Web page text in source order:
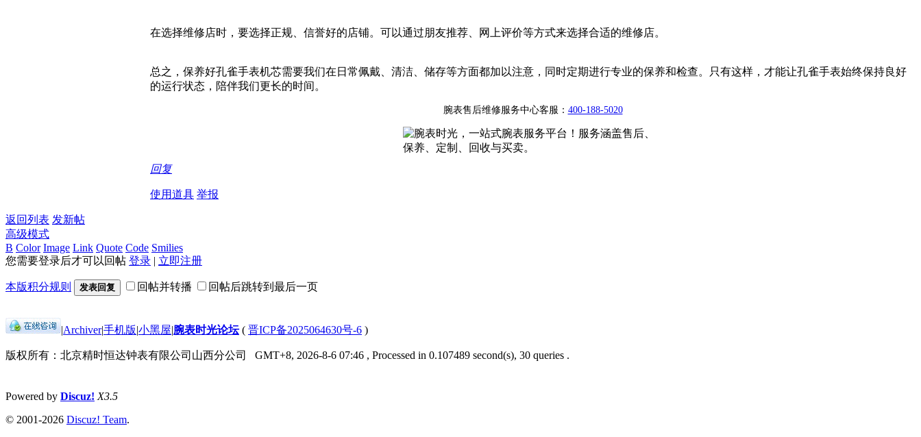
在选择维修店时，要选择正规、信誉好的店铺。可以通过朋友推荐、网上评价等方式来选择合适的维修店。
总之，保养好孔雀手表机芯需要我们在日常佩戴、清洁、储存等方面都加以注意，同时定期进行专业的保养和检查。只有这样，才能让孔雀手表始终保持良好
的运行状态，陪伴我们更长的时间。
腕表售后维修服务中心客服： 400-188-5020
回复
使用道具 举报
返回列表 发新帖
高级模式
B Color Image Link Quote Code Smilies
您需要登录后才可以回帖 登录 | 立即注册
本版积分规则 发表回复 回帖并转播 回帖后跳转到最后一页
|Archiver|手机版|小黑屋|腕表时光论坛( 晋ICP备2025064630号-6 )
版权所有：北京精时恒达钟表有限公司山西分公司 GMT+8, 2026-8-6 07:46 , Processed in 0.107489 second(s), 30 queries .
Powered by Discuz! X3.5
© 2001-2026 Discuz! Team.